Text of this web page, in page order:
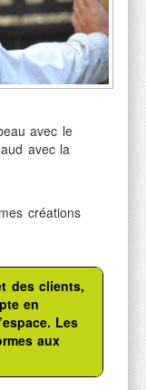
avec le
avec la
créations
des clients,
en
Les
aux